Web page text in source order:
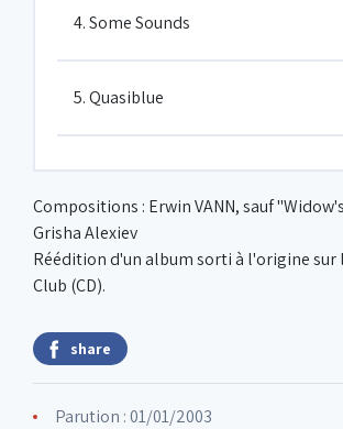
4. Some Sounds
5. Quasiblue
6. Child of 10.000 years
Compositions : Erwin VANN, sauf
Grisha Alexiev
Réédition d'un album sorti à l'origine sur
Club (CD).
share
Parution : 01/01/2003